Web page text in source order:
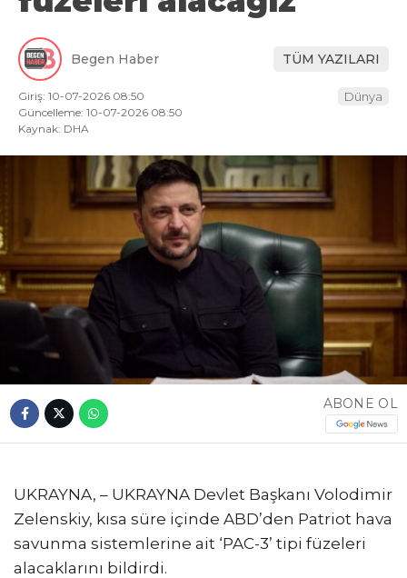
Begen Haber TÜM YAZILARI
Giriş: 10-07-2026 08:50
Güncelleme: 10-07-2026 08:50
Kaynak: DHA
Dünya
ABONE OL
UKRAYNA, – UKRAYNA Devlet Başkanı Volodimir
Zelenskiy, kısa süre içinde ABD’den Patriot hava
savunma sistemlerine ait ‘PAC-3’ tipi füzeleri
alacaklarını bildirdi.